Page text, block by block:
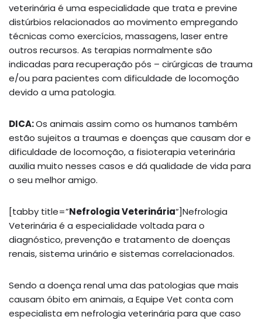
veterinária é uma especialidade que trata e previne
distúrbios relacionados ao movimento empregando
técnicas como exercícios, massagens, laser entre
outros recursos. As terapias normalmente são
indicadas para recuperação pós – cirúrgicas de trauma
e/ou para pacientes com dificuldade de locomoção
devido a uma patologia.
DICA:Os animais assim como os humanos também
estão sujeitos a traumas e doenças que causam dor e
dificuldade de locomoção, a fisioterapia veterinária
auxilia muito nesses casos e dá qualidade de vida para
o seu melhor amigo.
[tabby title=”Nefrologia Veterinária“]Nefrologia
Veterinária é a especialidade voltada para o
diagnóstico, prevenção e tratamento de doenças
renais, sistema urinário e sistemas correlacionados.
Sendo a doença renal uma das patologias que mais
causam óbito em animais, a Equipe Vet conta com
especialista em nefrologia veterinária para que caso